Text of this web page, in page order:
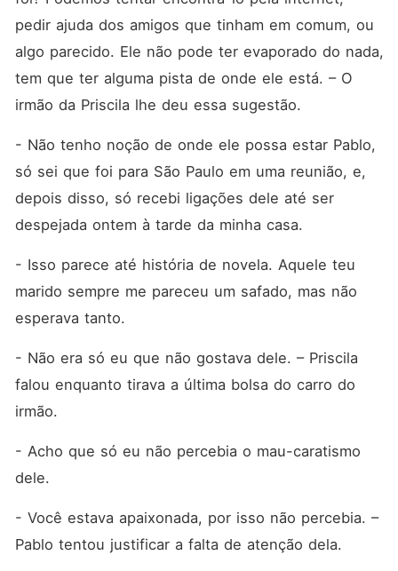
pedir ajuda dos amigos que tinham em comum, ou
algo parecido. Ele não pode ter evaporado do nada,
tem que ter alguma pista de onde ele está. – O
irmão da Priscila lhe deu essa sugestão.
- Não tenho noção de onde ele possa estar Pablo,
só sei que foi para São Paulo em uma reunião, e,
depois disso, só recebi ligações dele até ser
despejada ontem à tarde da minha casa.
- Isso parece até história de novela. Aquele teu
marido sempre me pareceu um safado, mas não
esperava tanto.
- Não era só eu que não gostava dele. – Priscila
falou enquanto tirava a última bolsa do carro do
irmão.
- Acho que só eu não percebia o mau-caratismo
dele.
- Você estava apaixonada, por isso não percebia. –
Pablo tentou justificar a falta de atenção dela.